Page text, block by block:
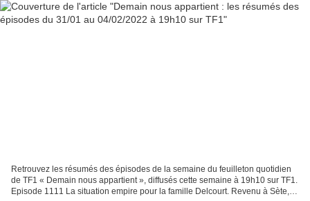
Retrouvez les résumés des épisodes de la semaine du feuilleton quotidien
de TF1 « Demain nous appartient », diffusés cette semaine à 19h10 sur TF1.
Episode 1111 La situation empire pour la famille Delcourt. Revenu à Sète,